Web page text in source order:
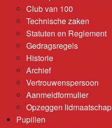
Club van 100
Technische zaken
Statuten en Reglement
Gedragsregels
Historie
Archief
Vertrouwenspersoon
Aanmeldformulier
Opzeggen lidmaatschap
Pupillen